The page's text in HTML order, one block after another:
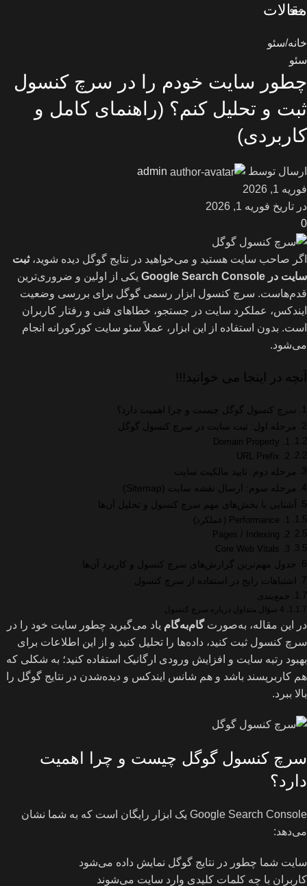
منو
مقالات
خانه سئو
سئو
چطور سایت خودم را در سرچ کنسول
ثبت و تحلیل کنم؟ (راهنمای کامل و
کاربردی)
ارسال توسط
admin
فوریه 1, 2026
در تاریخ فوریه 1, 2026
0
اگر صاحب سایت هستید و می‌خواهید در نتایج گوگل دیده شوید،ثبت
سایت در Google Search Console
یکی از اولین و ضروری‌ترین
قدم‌هاست. سرچ کنسول ابزار رسمی گوگل برای بررسی وضعیت
ایندکس، عملکرد سایت در جستجو، خطاهای فنی و رفتار کاربران
است. بدون استفاده از این ابزار، عملاً سئو سایت کورکورانه انجام
می‌شود.
آنچه در اینجا می خوانید!!!
سرچ کنسول گوگل چیست و چرا اهمیت دارد؟
مرحله اول: ثبت سایت در سرچ کنسول گوگل
1. Domain Property
2. URL Prefix
مرحله دوم: تایید مالکیت سایت
مرحله سوم: ارسال نقشه سایت (Sitemap)
آشنایی با بخش‌های مهم سرچ کنسول و تحلیل آن‌ها
1. Performance (عملکرد)
2. Pages / Indexing
3. Core Web Vitals
جدول مهم‌ترین گزارش‌های سرچ کنسول و کاربرد آن‌ها
اشتباهات رایج در استفاده از سرچ کنسول
جمع‌بندی
4 سؤال متداول درباره سرچ کنسول
در این مقاله، به‌صورتگام‌به‌گام یاد می‌گیرید چطور سایت خود را در
سرچ کنسول ثبت کنید، داده‌ها را تحلیل کنید و از این اطلاعات برای
بهبود رتبه سایت و افزایش ورودی ارگانیک استفاده کنید؛ به شکلی که
هم کاربرپسند باشد و هم شانس ایندکس و دیده‌شدن در نتایج گوگل را
بالا ببرد.
سرچ کنسول گوگل چیست و چرا اهمیت
دارد؟
Google Search Console یک ابزار رایگان است که به شما نشان
می‌دهد:
سایت شما چطور در نتایج گوگل نمایش داده می‌شود
کاربران با چه کلمات کلیدی وارد سایت می‌شوند